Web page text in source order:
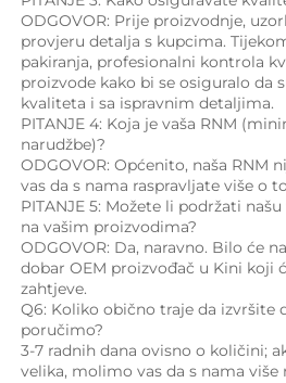
ODGOVOR: Prije proizvodnje,
provjeru detalja s kupcima.
pakiranja, profesionalni kontrola
proizvode kako bi se osiguralo da
kvaliteta i sa ispravnim detaljima.
PITANJE 4: Koja je vaša RNM
narudžbe)?
ODGOVOR: Općenito, naša RNM
vas da s nama raspravljate više o
PITANJE 5: Možete li podržati
na vašim proizvodima?
ODGOVOR: Da, naravno. Bilo će
dobar OEM proizvođač u Kini koji
zahtjeve.
Q6: Koliko obično traje da izvršite
poručimo?
3-7 radnih dana ovisno o količini;
velika, molimo vas da s nama više